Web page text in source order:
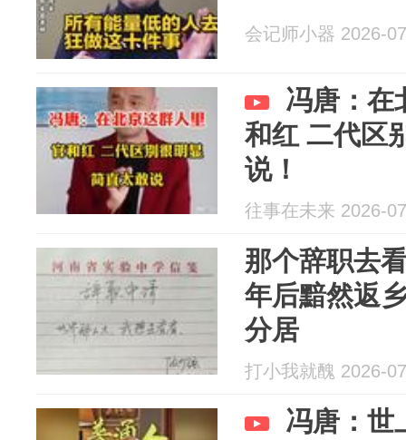
会记师小器 2026-
冯唐：在
和红 二代区
说！
往事在未来 2026-
那个辞职去
年后黯然返
分居
打小我就醜 2026-
冯唐：世